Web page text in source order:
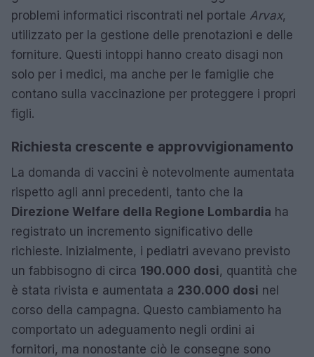
problemi informatici riscontrati nel portale Arvax,
utilizzato per la gestione delle prenotazioni e delle
forniture. Questi intoppi hanno creato disagi non
solo per i medici, ma anche per le famiglie che
contano sulla vaccinazione per proteggere i propri
figli.
Richiesta crescente e approvvigionamento
La domanda di vaccini è notevolmente aumentata
rispetto agli anni precedenti, tanto che la
Direzione Welfare della Regione Lombardia ha
registrato un incremento significativo delle
richieste. Inizialmente, i pediatri avevano previsto
un fabbisogno di circa 190.000 dosi, quantità che
è stata rivista e aumentata a 230.000 dosi nel
corso della campagna. Questo cambiamento ha
comportato un adeguamento negli ordini ai
fornitori, ma nonostante ciò le consegne sono